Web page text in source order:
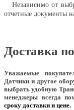
Независимо от
отчетные документы
Доставка
Уважаемые
Датчики и другое
выбрать удобную
менеджеры всегда
сроку доставки и цене.